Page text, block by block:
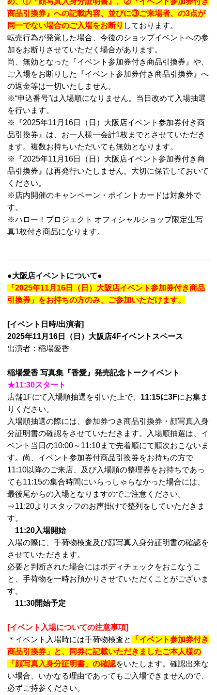
商品引換券』への記載内容、並びに③ご来場者、の3点が
同一でない場合のご入場をお断り しております。
転売行為が発覚した場合、今後のショップイベントへの参
加をお断りさせていただく場合があります。
尚、無効となった『イベント参加券付き商品引換券』や、
ご入場をお断りした『イベント参加券付き商品引換券』へ
の返金等は一切いたしません。
※“申込番号”は入場順になりません。当日改めて入場抽選
を行います。
※『2025年11月16日（日）大阪店イベント参加券付き商
品引換券』は、お一人様一会計1枚までとさせていただき
ます。複数お持ちいただいても無効となります。
※『2025年11月16日（日）大阪店イベント参加券付き商
品引換券』は再発行いたしません。大切に保管しておいて
ください。
※店内開催のキャンペーン・ポイントカードは対象外で
す。
※ハロー！プロジェクト オフィシャルショップ限定生写
真1枚付き商品になります。
●大阪店イベントについて●
「2025年11月16日（日）大阪店イベント参加券付き商品
引換券」をお持ちの方のみ、ご参加いただけます。
[イベント日時/出演者]
2025年11月16日（日）大阪店4Fイベントスペース
出演者：稲場愛香
稲場愛香 写真集『香愛』発売記念トークイベント
★11:30スタート
店舗1Fにて入場順抽選を引いた上で、 11:15に3Fにお集ま
りください。
入場順抽選の際には、参加券つき商品引換券・顔写真入身
分証明書の確認をさせていただきます。入場順抽選は、イ
ベント当日の10:00～11:10まで先着順にて順次おこないま
す。尚、イベント参加券付商品引換券をお持ちの方で
11:10以降のご来店、及び入場順の整理券をお持ちであっ
ても11:15の集合時間にいらっしゃらなかった場合には、
最後尾からの入場となりますのでご注意ください。
⇒11:20よりスタッフのお声掛けで整列をしていただきま
す。
11:20入場開始
入場の際に、手荷物検査及び顔写真入身分証明書の確認を
させていただきます。
必要と判断された場合にはボディチェックをおこなうこ
と、手荷物を一時お預かりさせていただくことがございま
す。
11:30開始予定
[イベント入場についての注意事項]
＊イベント入場時には手荷物検査と
「イベント参加券付き
商品引換券」と、同券に記載いただきましたご本人様の
「顔写真入身分証明書」の確認をいたします。確認出来な
い場合、いかなる理由であってもご入場できませんので、
必ずご持参ください。